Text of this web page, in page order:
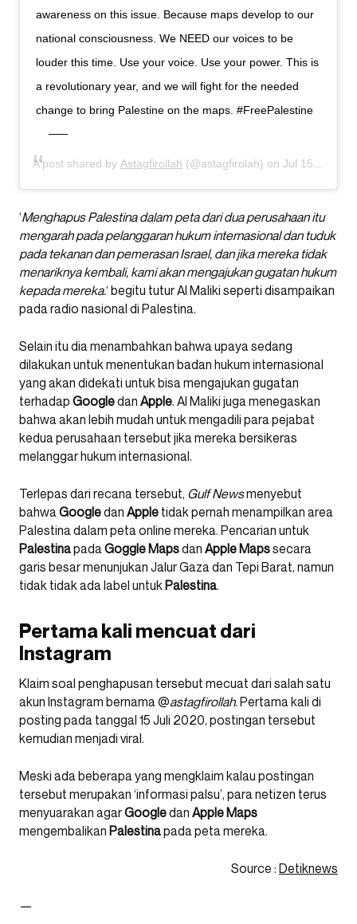
awareness on this issue. Because maps develop to our
national consciousness. We NEED our voices to be
louder this time. Use your voice. Use your power. This is
a revolutionary year, and we will fight for the needed
change to bring Palestine on the maps. #FreePalestine
A post shared by Astagfirollah (@astagfirolah) on Jul 15, 2020 at 12:43pm PDT
‘Menghapus Palestina dalam peta dari dua perusahaan itu
mengarah pada pelanggaran hukum internasional dan tuduk
pada tekanan dan pemerasan Israel, dan jika mereka tidak
menariknya kembali, kami akan mengajukan gugatan hukum
kepada mereka.‘ begitu tutur Al Maliki seperti disampaikan
pada radio nasional di Palestina.
Selain itu dia menambahkan bahwa upaya sedang
dilakukan untuk menentukan badan hukum internasional
yang akan didekati untuk bisa mengajukan gugatan
terhadap Googledan Apple. Al Maliki juga menegaskan
bahwa akan lebih mudah untuk mengadili para pejabat
kedua perusahaan tersebut jika mereka bersikeras
melanggar hukum internasional.
Terlepas dari recana tersebut, Gulf Newsmenyebut
bahwaGoogledan Apple tidak pernah menampilkan area
Palestina dalam peta online mereka. Pencarian untuk
PalestinapadaGoggle Mapsdan Apple Mapssecara
garis besar menunjukan Jalur Gaza dan Tepi Barat, namun
tidak tidak ada label untuk Palestina.
Pertama kali mencuat dari
Instagram
Klaim soal penghapusan tersebut mecuat dari salah satu
akun Instagram bernama @astagfirollah. Pertama kali di
posting pada tanggal 15 Juli 2020, postingan tersebut
kemudian menjadi viral.
Meski ada beberapa yang mengklaim kalau postingan
tersebut merupakan ‘informasi palsu’, para netizen terus
menyuarakan agarGoogledan Apple Maps
mengembalikan Palestinapada peta mereka.
Source : Detiknews
—